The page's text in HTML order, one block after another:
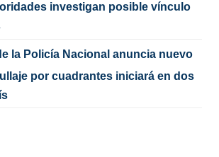
investigan posible vínculo
la Policía Nacional anuncia nuevo
por cuadrantes iniciará en dos